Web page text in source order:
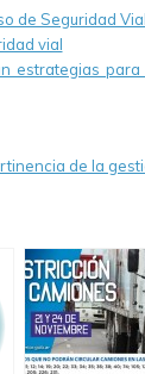
de Seguridad Vial
vial
estrategias
de la